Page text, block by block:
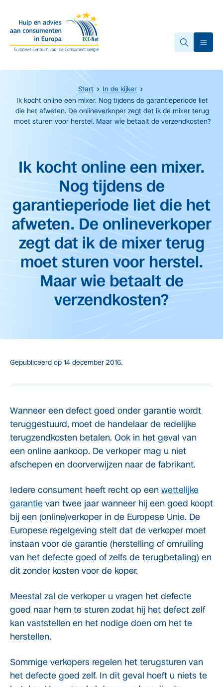
Start
In de kijker
Ik kocht online een mixer. Nog tijdens de garantieperiode liet
die het afweten. De onlineverkoper zegt dat ik de mixer terug
moet sturen voor herstel. Maar wie betaalt de verzendkosten?
Ik kocht online een mixer.
Nog tijdens de
garantieperiode liet die het
afweten. De onlineverkoper
zegt dat ik de mixer terug
moet sturen voor herstel.
Maar wie betaalt de
verzendkosten?
Gepubliceerd op 14 december 2016.
Wanneer een defect goed onder garantie wordt
teruggestuurd, moet de handelaar de redelijke
terugzendkosten betalen. Ook in het geval van
een online aankoop. De verkoper mag u niet
afschepen en doorverwijzen naar de fabrikant.
Iedere consument heeft recht op een wettelijke
garantie van twee jaar wanneer hij een goed koopt
bij een (online)verkoper in de Europese Unie. De
Europese regelgeving stelt dat de verkoper moet
instaan voor de garantie (herstelling of omruiling
van het defecte goed of zelfs de terugbetaling) en
dit zonder kosten voor de koper.
Meestal zal de verkoper u vragen het defecte
goed naar hem te sturen zodat hij het defect zelf
kan vaststellen en het nodige doen om het te
herstellen.
Sommige verkopers regelen het terugsturen van
het defecte goed zelf. In dit geval hoeft u niets te